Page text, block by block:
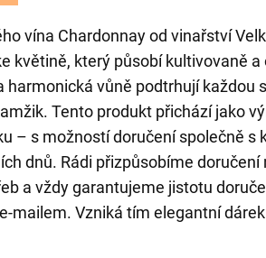
vína Chardonnay od vinařství
květině, který působí kultivovaně a
harmonická vůně podtrhují každou
Tento produkt přichází jako
– s možností doručení společně s
dnů. Rádi přizpůsobíme doručení
a vždy garantujeme jistotu
mailem. Vzniká tím elegantní